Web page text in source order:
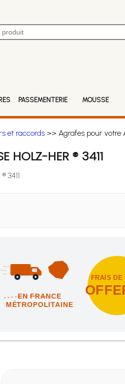
PASSEMENTERIE MOUSSE
et raccords>> Agrafes pour votre
HOLZ-HER ® 3411
3411
EN FRANCE
MÉTROPOLITAINE
FRAIS DE
vous offrons les frais de port en